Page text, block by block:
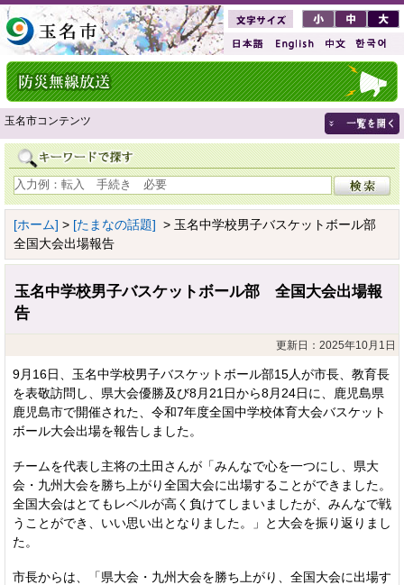
玉名市コンテンツ
[ホーム] > [たまなの話題] > 玉名中学校男子バスケットボール部
全国大会出場報告
玉名中学校男子バスケットボール部 全国大会出場報
告
更新日：2025年10月1日
9月16日、玉名中学校男子バスケットボール部15人が市長、教育長
を表敬訪問し、県大会優勝及び8月21日から8月24日に、鹿児島県
鹿児島市で開催された、令和7年度全国中学校体育大会バスケット
ボール大会出場を報告しました。
チームを代表し主将の土田さんが「みんなで心を一つにし、県大
会・九州大会を勝ち上がり全国大会に出場することができました。
全国大会はとてもレベルが高く負けてしまいましたが、みんなで戦
うことができ、いい思い出となりました。」と大会を振り返りまし
た。
市長からは、「県大会・九州大会を勝ち上がり、全国大会に出場す